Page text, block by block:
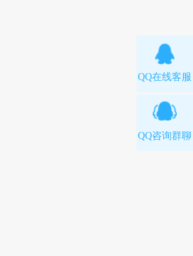
QQ在线客服
QQ咨询群聊